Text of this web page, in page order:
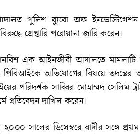
পুলিশ ব্যুরো অফ
গ্রেপ্তারি পরোয়ানা জারি করেন।
এক আইনজীবী আদালতে মামলাটি
পিবিআইকে অভিযোগের বিষয়ে
পরিদর্শক সাব্বির মোহাম্মদ সেলিম
প্রতিবেদন দাখিল করেন।
সালের ডিসেম্বরে বাদীর সঙ্গে প্রথম